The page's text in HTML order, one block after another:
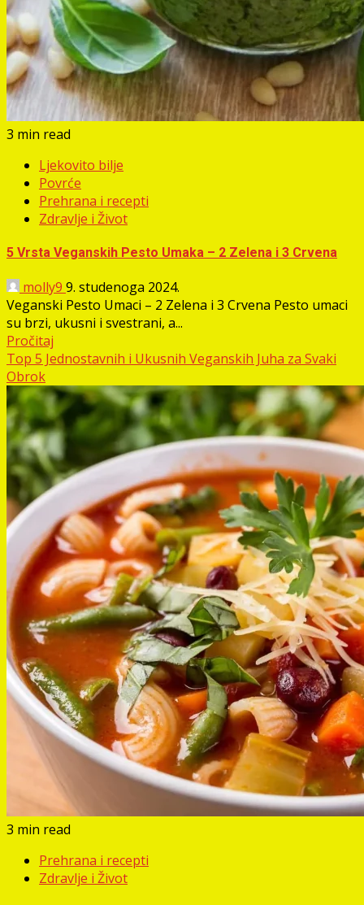
3 min read
Ljekovito bilje
Povrće
Prehrana i recepti
Zdravlje i Život
5 Vrsta Veganskih Pesto Umaka – 2 Zelena i 3 Crvena
molly9 9. studenoga 2024.
Veganski Pesto Umaci – 2 Zelena i 3 Crvena Pesto umaci
su brzi, ukusni i svestrani, a...
Pročitaj
Top 5 Jednostavnih i Ukusnih Veganskih Juha za Svaki
Obrok
3 min read
Prehrana i recepti
Zdravlje i Život